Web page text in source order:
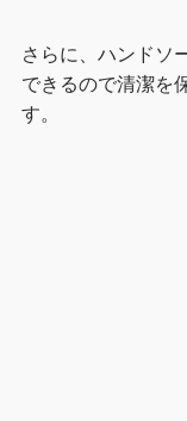
さらに、ハンドソ
できるので清潔を
す。